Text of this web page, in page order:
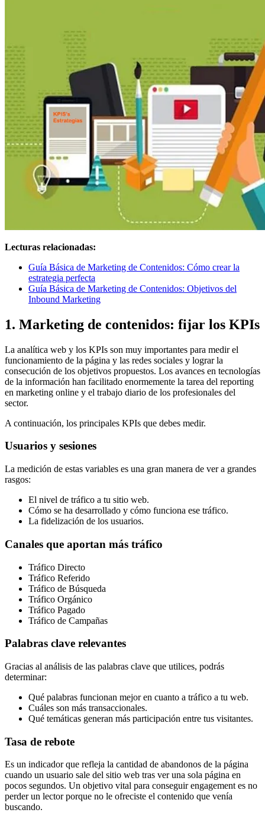
Lecturas relacionadas:
Guía Básica de Marketing de Contenidos: Cómo crear la
estrategia perfecta
Guía Básica de Marketing de Contenidos: Objetivos del
Inbound Marketing
1. Marketing de contenidos: fijar los KPIs
La analítica web y los KPIs son muy importantes para medir el
funcionamiento de la página y las redes sociales y lograr la
consecución de los objetivos propuestos. Los avances en tecnologías
de la información han facilitado enormemente la tarea del reporting
en marketing online y el trabajo diario de los profesionales del
sector.
A continuación, los principales KPIs que debes medir.
Usuarios y sesiones
La medición de estas variables es una gran manera de ver a grandes
rasgos:
El nivel de tráfico a tu sitio web.
Cómo se ha desarrollado y cómo funciona ese tráfico.
La fidelización de los usuarios.
Canales que aportan más tráfico
Tráfico Directo
Tráfico Referido
Tráfico de Búsqueda
Tráfico Orgánico
Tráfico Pagado
Tráfico de Campañas
Palabras clave relevantes
Gracias al análisis de las palabras clave que utilices, podrás
determinar:
Qué palabras funcionan mejor en cuanto a tráfico a tu web.
Cuáles son más transaccionales.
Qué temáticas generan más participación entre tus visitantes.
Tasa de rebote
Es un indicador que refleja la cantidad de abandonos de la página
cuando un usuario sale del sitio web tras ver una sola página en
pocos segundos. Un objetivo vital para conseguir engagement es no
perder un lector porque no le ofreciste el contenido que venía
buscando.